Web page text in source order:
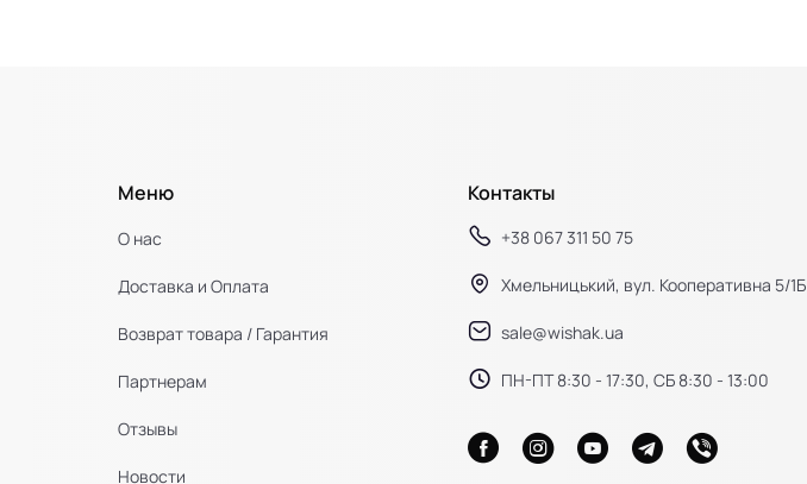
Меню
О нас
Доставка и Оплата
Возврат товара / Гарантия
Партнерам
Отзывы
Новости
Контакты
+38 067 311 50 75
Хмельницький, вул. Кооперативна 5/1Б
sale@wishak.ua
ПН-ПТ 8:30 - 17:30, СБ 8:30 - 13:00